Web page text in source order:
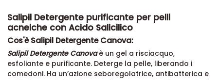
Salipil Detergente purificante per pelli
acneiche con Acido Salicilico
Cos'è Salipil Detergente Canova:
Salipil Detergente Canovaè un gel a risciacquo,
esfoliante e purificante. Deterge la pelle, liberando i
comedoni. Ha un’azione seboregolatrice, antibatterica e